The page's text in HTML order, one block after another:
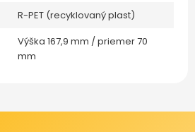
R-PET (recyklovaný plast)
Výška 167,9 mm / priemer 70
mm